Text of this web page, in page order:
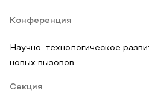
Конференция
Научно-технологическое
новых вызовов
Секция